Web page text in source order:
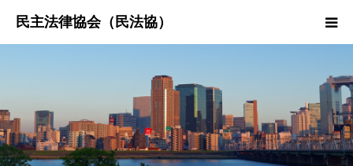
民法協とは
民主法律時報